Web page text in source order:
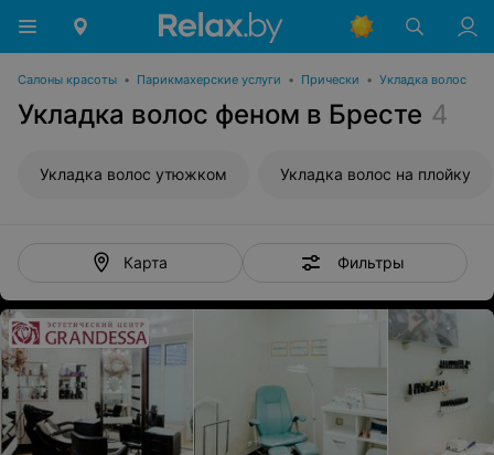
Салоны красоты • Парикмахерские услуги • Прически • Укладка волос
Укладка волос феном в Бресте 4
Укладка волос утюжком Укладка волос на плойку
Карта Фильтры